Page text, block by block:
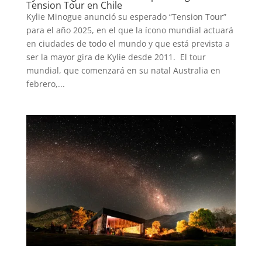
INICIO
PELICULAS
TECNOVITOS
T-
EVENTOS
Tension Tour en Chile
Kylie Minogue anunció su esperado “Tension Tour”
para el año 2025, en el que la ícono mundial actuará
en ciudades de todo el mundo y que está prevista a
ser la mayor gira de Kylie desde 2011. El tour
mundial, que comenzará en su natal Australia en
febrero,...